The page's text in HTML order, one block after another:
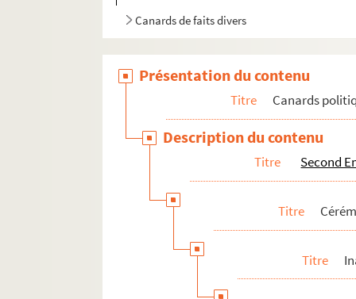
Canards de faits divers
Présentation du contenu
Titre Canards
Description du contenu
Titre Second
Titre
Titre